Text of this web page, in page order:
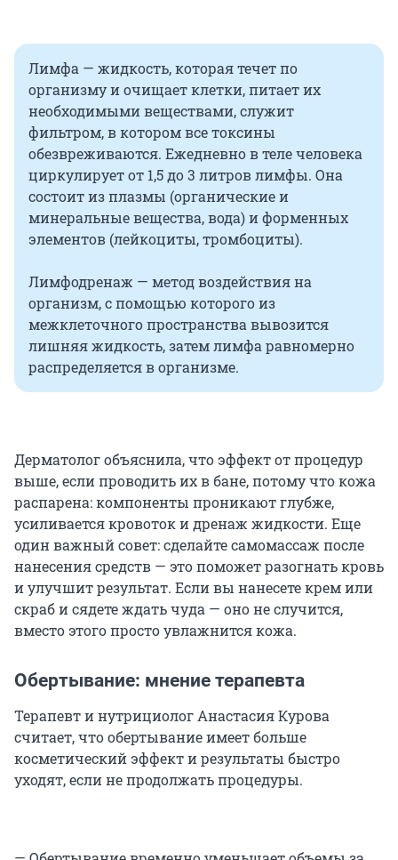
Лимфа — жидкость, которая течет по
организму и очищает клетки, питает их
необходимыми веществами, служит
фильтром, в котором все токсины
обезвреживаются. Ежедневно в теле человека
циркулирует от 1,5 до 3 литров лимфы. Она
состоит из плазмы (органические и
минеральные вещества, вода) и форменных
элементов (лейкоциты, тромбоциты).
Лимфодренаж — метод воздействия на
организм, с помощью которого из
межклеточного пространства вывозится
лишняя жидкость, затем лимфа равномерно
распределяется в организме.
Дерматолог объяснила, что эффект от процедур
выше, если проводить их в бане, потому что кожа
распарена: компоненты проникают глубже,
усиливается кровоток и дренаж жидкости. Еще
один важный совет: сделайте самомассаж после
нанесения средств — это поможет разогнать кровь
и улучшит результат. Если вы нанесете крем или
скраб и сядете ждать чуда — оно не случится,
вместо этого просто увлажнится кожа.
Обертывание: мнение терапевта
Терапевт и нутрициолог Анастасия Курова
считает, что обертывание имеет больше
косметический эффект и результаты быстро
уходят, если не продолжать процедуры.